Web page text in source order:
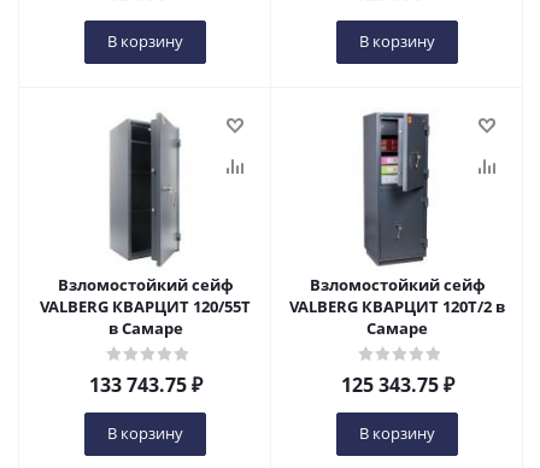
В корзину В корзину
Взломостойкий сейф
VALBERG КВАРЦИТ 120/55T
в Самаре
133 743.75₽
В корзину
Взломостойкий сейф
VALBERG КВАРЦИТ 120Т/2 в
Самаре
125 343.75₽
В корзину